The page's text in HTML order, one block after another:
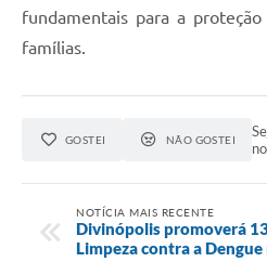
fundamentais para a
famílias.
GOSTEI NÃO GOSTEI
NOTÍCIA MAIS RECENTE
Divinópolis promoverá
Limpeza contra a